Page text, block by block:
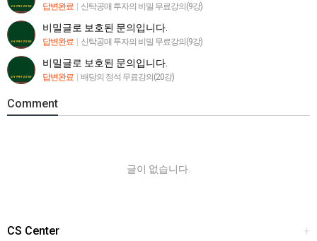
답변완료 | 신탁공매 투자의 비밀 무료강의(9강)
비밀글로 보호된 문의입니다.
답변완료 | 신탁공매 투자의 비밀 무료강의(9강)
비밀글로 보호된 문의입니다.
답변완료 | 배당의 정석 무료강의(20강)
Comment
글이 없습니다.
+
CS Center